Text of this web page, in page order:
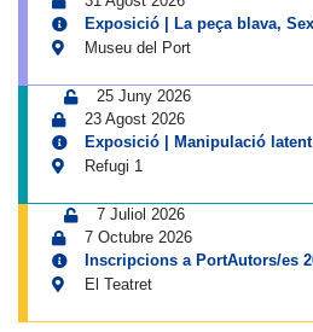
Exposició | La peça blava,
Museu del Port
25 Juny 2026
23 Agost 2026
Exposició | Manipulació latent
Refugi 1
7 Juliol 2026
7 Octubre 2026
Inscripcions a PortAutors/es
El Teatret